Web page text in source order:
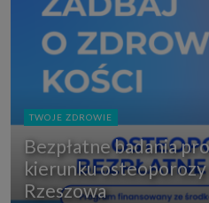
TWOJE ZDROWIE
Bezpłatne badania
kierunku
Rzeszowa